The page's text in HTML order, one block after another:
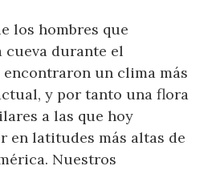
los hombres que
cueva durante el
un clima más
y por tanto una flora
a las que hoy
en latitudes más altas de
Nuestros